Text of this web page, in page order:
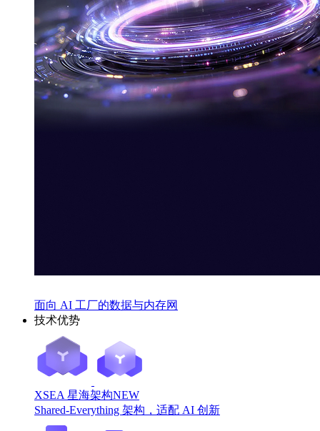
面向 AI 工厂的数据与内存网
技术优势
XSEA 星海架构NEW
Shared-Everything 架构，适配 AI 创新